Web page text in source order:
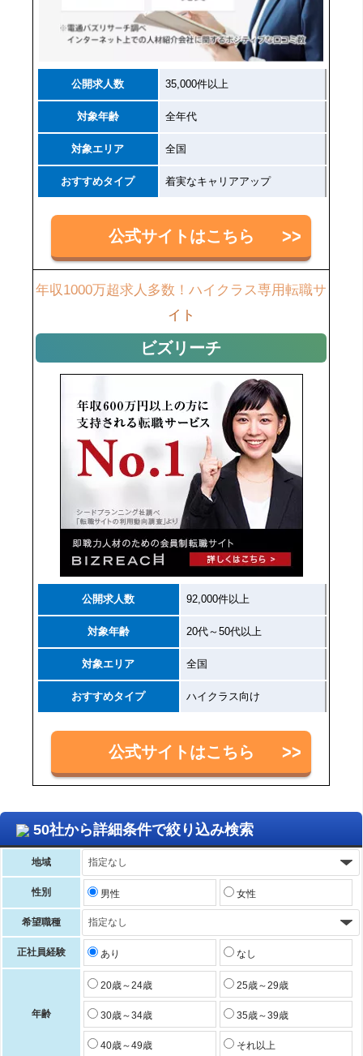
公開求人数 35,000件以上
対象年齢 全年代
対象エリア 全国
おすすめタイプ 着実なキャリアアップ
公式サイトはこちら
年収1000万超求人多数！ハイクラス専用転職サ
イト
ビズリーチ
公開求人数 92,000件以上
対象年齢 20代～50代以上
対象エリア 全国
おすすめタイプ ハイクラス向け
公式サイトはこちら
50社から詳細条件で絞り込み検索
地域
性別 男性 女性
希望職種
正社員経験 あり なし
年齢
20歳～24歳 25歳～29歳
30歳～34歳 35歳～39歳
40歳～49歳 それ以上